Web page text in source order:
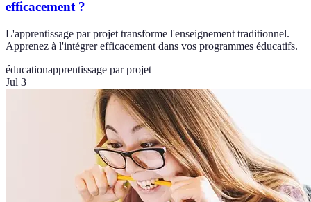
efficacement ?
L'apprentissage par projet transforme l'enseignement traditionnel.
Apprenez à l'intégrer efficacement dans vos programmes éducatifs.
éducationapprentissage par projet
Jul 3